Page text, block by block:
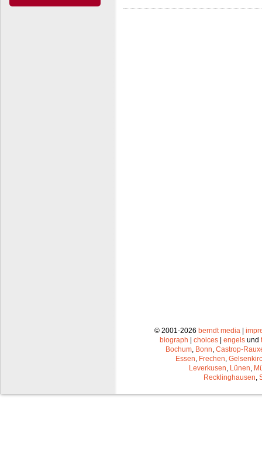
© 2001-2026 berndt media |
biograph | choices | engels und
Bochum Bonn Castrop-
Essen Frechen
Leverkusen Lünen
Recklinghausen